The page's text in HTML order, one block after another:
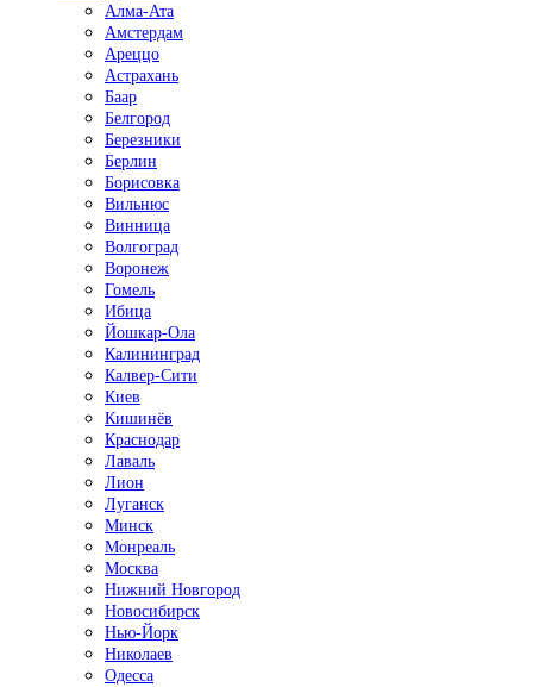
Алма-Ата
Амстердам
Ареццо
Астрахань
Баар
Белгород
Березники
Берлин
Борисовка
Вильнюс
Винница
Волгоград
Воронеж
Гомель
Ибица
Йошкар-Ола
Калининград
Калвер-Сити
Киев
Кишинёв
Краснодар
Лаваль
Лион
Луганск
Минск
Монреаль
Москва
Нижний Новгород
Новосибирск
Нью-Йорк
Николаев
Одесса